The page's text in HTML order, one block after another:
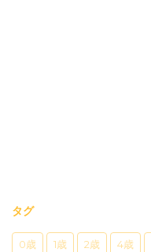
タグ
0歳 1歳 2歳 4歳